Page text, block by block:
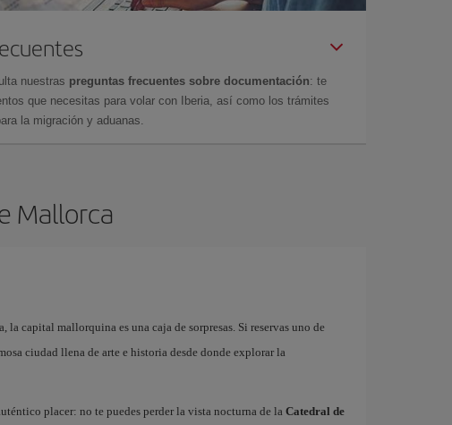
nuestras preguntas frecuentes sobre documentación: te
que necesitas para volar con Iberia, así como los trámites
la migración y aduanas.
Mallorca
capital mallorquina es una caja de sorpresas. Si reservas uno de
ciudad llena de arte e historia desde donde explorar la
placer: no te puedes perder la vista nocturna de la Catedral de